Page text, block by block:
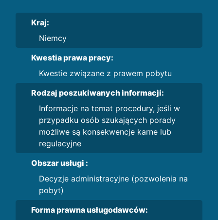
Kraj:
Niemcy
Kwestia prawa pracy:
Kwestie związane z prawem pobytu
Rodzaj poszukiwanych informacji:
Informacje na temat procedury, jeśli w
przypadku osób szukających porady
możliwe są konsekwencje karne lub
regulacyjne
Obszar usługi :
Decyzje administracyjne (pozwolenia na
pobyt)
Forma prawna usługodawców: